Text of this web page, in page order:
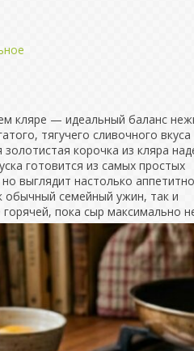
кляре — идеальный баланс
тягучего сливочного вкуса
корочка из кляра
готовится из самых простых
выглядит настолько
обычный семейный ужин, так и
пока сыр максимально